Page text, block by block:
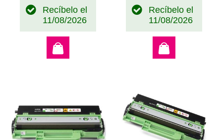
Recíbelo el
11/08/2026
Recíbelo el
11/08/2026